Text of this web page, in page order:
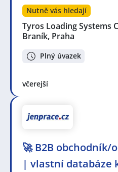
Nutně vás hledají
Tyros Loading Systems
Braník, Praha
Plný úvazek
včerejší
🚀 B2B obchodník/
| vlastní databáze